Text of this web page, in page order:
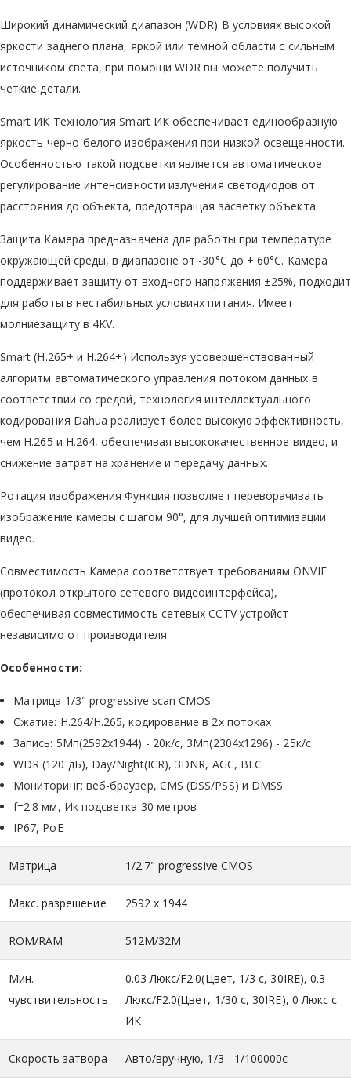
Широкий динамический диапазон (WDR) В условиях высокой
яркости заднего плана, яркой или темной области с сильным
источником света, при помощи WDR вы можете получить
четкие детали.
Smart ИК Технология Smart ИК обеспечивает единообразную
яркость черно-белого изображения при низкой освещенности.
Особенностью такой подсветки является автоматическое
регулирование интенсивности излучения светодиодов от
расстояния до объекта, предотвращая засветку объекта.
Защита Камера предназначена для работы при температуре
окружающей среды, в диапазоне от -30°C до + 60°С. Камера
поддерживает защиту от входного напряжения ±25%, подходит
для работы в нестабильных условиях питания. Имеет
молниезащиту в 4KV.
Smart (H.265+ и H.264+) Используя усовершенствованный
алгоритм автоматического управления потоком данных в
соответствии со средой, технология интеллектуального
кодирования Dahua реализует более высокую эффективность,
чем H.265 и H.264, обеспечивая высококачественное видео, и
снижение затрат на хранение и передачу данных.
Ротация изображения Функция позволяет переворачивать
изображение камеры с шагом 90°, для лучшей оптимизации
видео.
Совместимость Камера соответствует требованиям ONVIF
(протокол открытого сетевого видеоинтерфейса),
обеспечивая совместимость сетевых CCTV устройст
независимо от производителя
Особенности:
Матрица 1/3" progressive scan CMOS
Сжатие: H.264/H.265, кодирование в 2х потоках
Запись: 5Mп(2592х1944) - 20к/с, 3Mп(2304х1296) - 25к/с
WDR (120 дБ), Day/Night(ICR), 3DNR, AGC, BLC
Мониторинг: веб-браузер, CMS (DSS/PSS) и DMSS
f=2.8 мм, Ик подсветка 30 метров
IP67, PoE
Матрица 1/2.7" progressive CMOS
Макс. разрешение 2592 х 1944
ROM/RAM 512M/32M
Мин.
чувствительность
0.03 Люкс/F2.0(Цвет, 1/3 с, 30IRE), 0.3
Люкс/F2.0(Цвет, 1/30 с, 30IRE), 0 Люкс с
ИК
Скорость затвора Авто/вручную, 1/3 - 1/100000с